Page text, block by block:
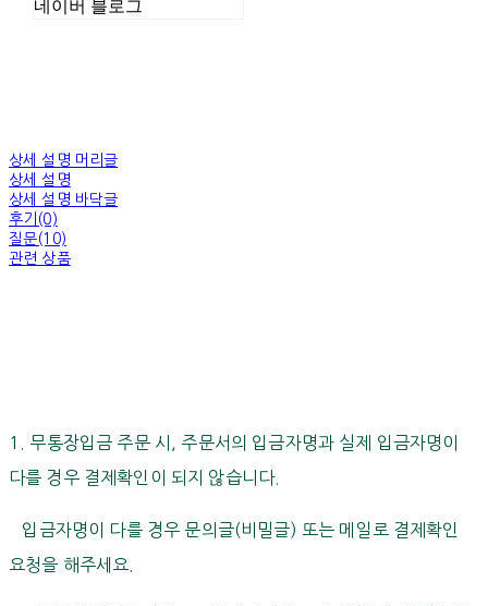
네이버 블로그
상세 설명 머리글
상세 설명
상세 설명 바닥글
후기(0)
질문(10)
관련 상품
1. 무통장입금 주문 시, 주문서의 입금자명과 실제 입금자명이
다를 경우 결제확인이 되지 않습니다.
입금자명이 다를 경우 문의글(비밀글) 또는 메일로 결제확인
요청을 해주세요.